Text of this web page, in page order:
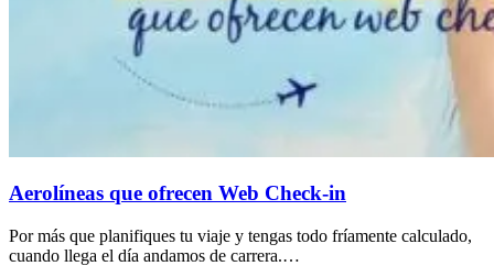
Aerolíneas que ofrecen Web Check-in
Por más que planifiques tu viaje y tengas todo fríamente calculado,
cuando llega el día andamos de carrera.…